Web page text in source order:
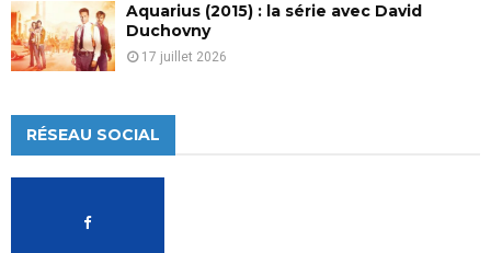
Aquarius (2015) : la série avec David
Duchovny
17 juillet 2026
RÉSEAU SOCIAL